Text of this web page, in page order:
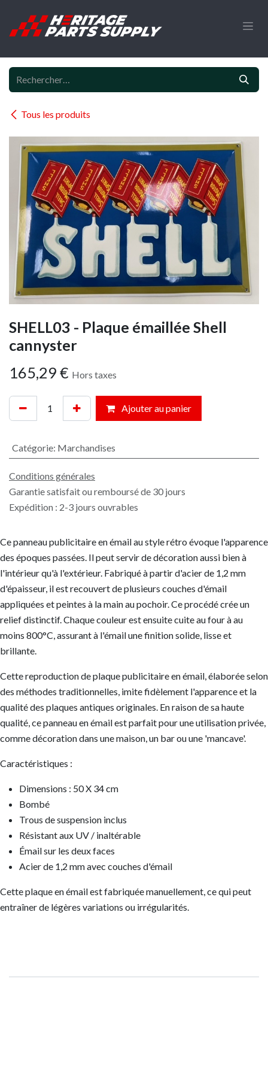
Tous les produits
SHELL03 - Plaque émaillée Shell
cannyster
165,29 € Hors taxes
Ajouter au panier
Catégorie: Marchandises
Conditions générales
Garantie satisfait ou remboursé de 30 jours
Expédition : 2-3 jours ouvrables
Ce panneau publicitaire en émail au style rétro évoque l'apparence
des époques passées. Il peut servir de décoration aussi bien à
l'intérieur qu'à l'extérieur. Fabriqué à partir d'acier de 1,2 mm
d'épaisseur, il est recouvert de plusieurs couches d'émail
appliquées et peintes à la main au pochoir. Ce procédé crée un
relief distinctif. Chaque couleur est ensuite cuite au four à au
moins 800°C, assurant à l'émail une finition solide, lisse et
brillante.
Cette reproduction de plaque publicitaire en émail, élaborée selon
des méthodes traditionnelles, imite fidèlement l'apparence et la
qualité des plaques antiques originales. En raison de sa haute
qualité, ce panneau en émail est parfait pour une utilisation privée,
comme décoration dans une maison, un bar ou une 'mancave'.
Caractéristiques :
Dimensions : 50 X 34 cm
Bombé
Trous de suspension inclus
Résistant aux UV / inaltérable
Émail sur les deux faces
Acier de 1,2 mm avec couches d'émail
Cette plaque en émail est fabriquée manuellement, ce qui peut
entraîner de légères variations ou irrégularités.